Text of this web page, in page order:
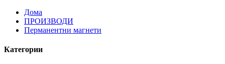
Дома
ПРОИЗВОДИ
Перманентни магнети
Категории